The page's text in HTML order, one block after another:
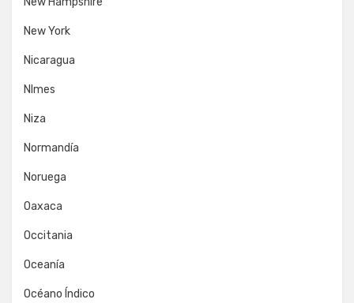
New York
Nicaragua
NImes
Niza
Normandía
Noruega
Oaxaca
Occitania
Oceanía
Océano Índico